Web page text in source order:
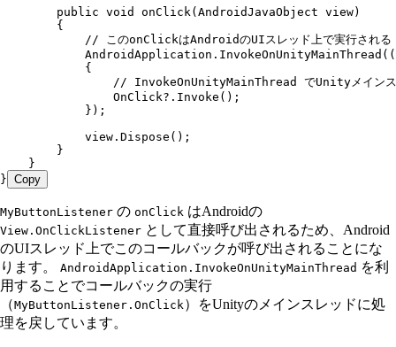
        public
void onClick( AndroidJavaObject view)
        {
            // このonClickはAndroidのUIスレッド上で実行される
            AndroidApplication
. InvokeOnUnityMainThread
            {
// InvokeOnUnityMainThread でUnityメインス
                OnClick
? . Invoke ();
            });
            view
. Dispose ();
        }
    }
} Copy
MyButtonListener の onClick はAndroidの
View.OnClickListener として直接呼び出されるため、Android
のUIスレッド上でこのコールバックが呼び出されることにな
ります。 AndroidApplication.InvokeOnUnityMainThread を利
用することでコールバックの実行
（MyButtonListener.OnClick）をUnityのメインスレッドに処
理を戻しています。